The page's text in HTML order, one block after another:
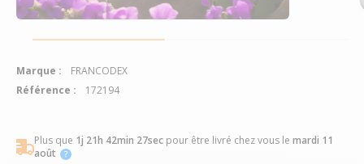
Plus que 1j 21h 42min 27sec pour être livré chez vous le mardi 11
août
Marque :
FRANCODEX
Référence :
172194